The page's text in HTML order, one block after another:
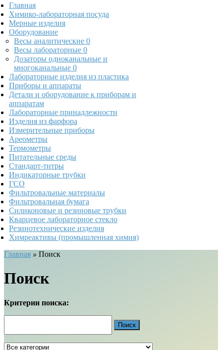
Главная
Химико-лабораторная посуда
Мерные изделия
Оборудование
Весы аналитические 0
Весы лабораторные 0
Дозаторы одноканальные и
многоканальные 0
Лабораторные изделия из пластика
Приборы и аппараты
Детали и оборудование к приборам и
аппаратам
Лабораторные принадлежности
Изделия из фарфора
Измерительные приборы
Ареометры
Термометры
Питательные среды
Стандарт-титры
Индикаторные трубки
ГСО
Фильтровальные материалы
Фильтровальная бумага
Силиконовые и резиновые трубки
Кварцевое лабораторное стекло
Резинотехнические изделия
Химреактивы (промышленная химия)
Главная » Поиск
Поиск
Критерии поиска: